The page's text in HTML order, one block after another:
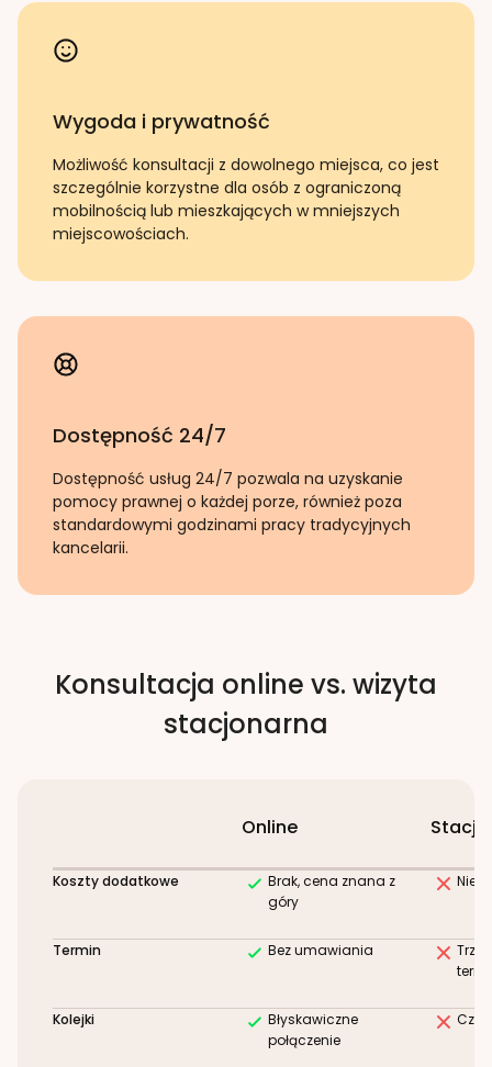
Wygoda i prywatność
Możliwość konsultacji z dowolnego miejsca, co jest
szczególnie korzystne dla osób z ograniczoną
mobilnością lub mieszkających w mniejszych
miejscowościach.
Dostępność 24/7
Dostępność usług 24/7 pozwala na uzyskanie
pomocy prawnej o każdej porze, również poza
standardowymi godzinami pracy tradycyjnych
kancelarii.
Konsultacja online vs. wizyta
stacjonarna
Online
Koszty dodatkowe
Brak, cena znana z
góry
Termin Bez umawiania
Kolejki
Błyskawiczne
połączenie